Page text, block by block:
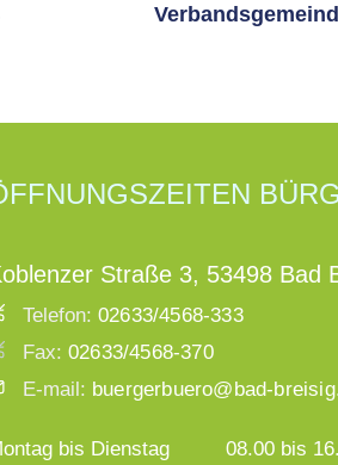
Straße 3, 53498 Bad
Telefon: 02633/4568-333
Fax: 02633/4568-370
E-mail: buergerbuero@bad-
bis Dienstag 08.00 bis